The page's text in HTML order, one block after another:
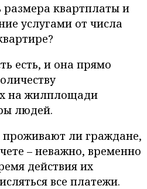
размера квартплаты и
услугами от числа
есть, и она прямо
на жилплощади
людей.
проживают ли граждане,
– неважно, временно
действия их
все платежи.